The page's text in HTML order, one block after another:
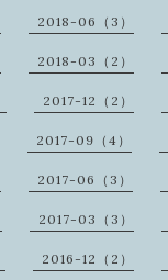
2018-06（3）
2018-03（2）
2017-12（2）
2017-09（4）
2017-06（3）
2017-03（3）
2016-12（2）